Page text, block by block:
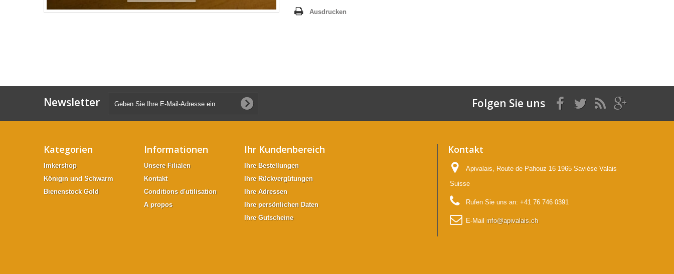
Ausdrucken
Newsletter Folgen Sie uns
Kategorien
Imkershop
Königin und Schwarm
Bienenstock Gold
Informationen
Unsere Filialen
Kontakt
Conditions d'utilisation
A propos
Ihr Kundenbereich
Ihre Bestellungen
Ihre Rückvergütungen
Ihre Adressen
Ihre persönlichen Daten
Ihre Gutscheine
Kontakt
Apivalais, Route de Pahouz 16 1965 Savièse Valais
Suisse
Rufen Sie uns an: +41 76 746 0391
E-Mail info@apivalais.ch